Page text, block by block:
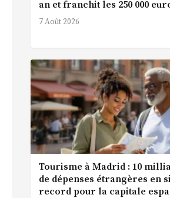
an et franchit les 250 000
7 Août 2026
Tourisme à Madrid : 10
de dépenses étrangères en
record pour la capitale